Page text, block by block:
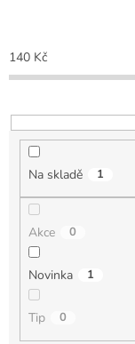
p
r
o
u
140 Kč
Na skladě 1
Akce 0
Novinka 1
Tip 0